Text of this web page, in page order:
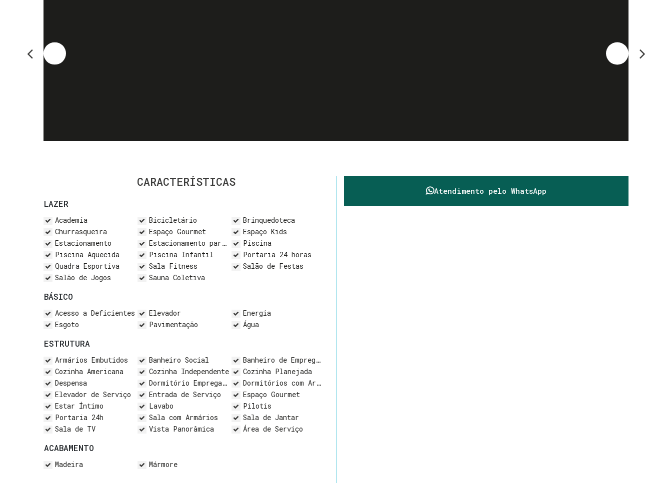
CARACTERÍSTICAS
LAZER
Academia Bicicletário
Brinquedoteca
Churrasqueira
Espaço Gourmet
Espaço Kids
Estacionamento
Estacionamento para Visitantes
Piscina
Piscina Aquecida
Piscina Infantil
Portaria 24 horas
Quadra Esportiva
Sala Fitness
Salão de Festas
Salão de Jogos
Sauna Coletiva
BÁSICO
Acesso a Deficientes Elevador
Energia
Esgoto
Pavimentação Água
ESTRUTURA
Armários Embutidos Banheiro Social
Banheiro de Empregada
Cozinha Americana
Cozinha Independente
Cozinha Planejada
Despensa
Dormitório Empregada
Dormitórios com Armários
Elevador de Serviço
Entrada de Serviço
Espaço Gourmet
Estar Íntimo
Lavabo
Pilotis
Portaria 24h
Sala com Armários
Sala de Jantar
Sala de TV
Vista Panorâmica Área de Serviço
ACABAMENTO
Madeira Mármore
Atendimento pelo WhatsApp